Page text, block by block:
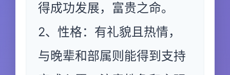
得成功发展，富贵之命。
2、性格：有礼貌且热情，
与晚辈和部属则能得到支持